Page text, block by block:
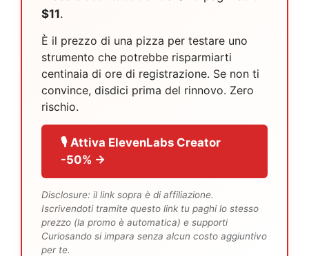
$11.
È il prezzo di una pizza per testare uno
strumento che potrebbe risparmiarti
centinaia di ore di registrazione. Se non ti
convince, disdici prima del rinnovo. Zero
rischio.
🎙️ Attiva ElevenLabs Creator
-50% →
Disclosure: il link sopra è di affiliazione.
Iscrivendoti tramite questo link tu paghi lo stesso
prezzo (la promo è automatica) e supporti
Curiosando si impara senza alcun costo aggiuntivo
per te.